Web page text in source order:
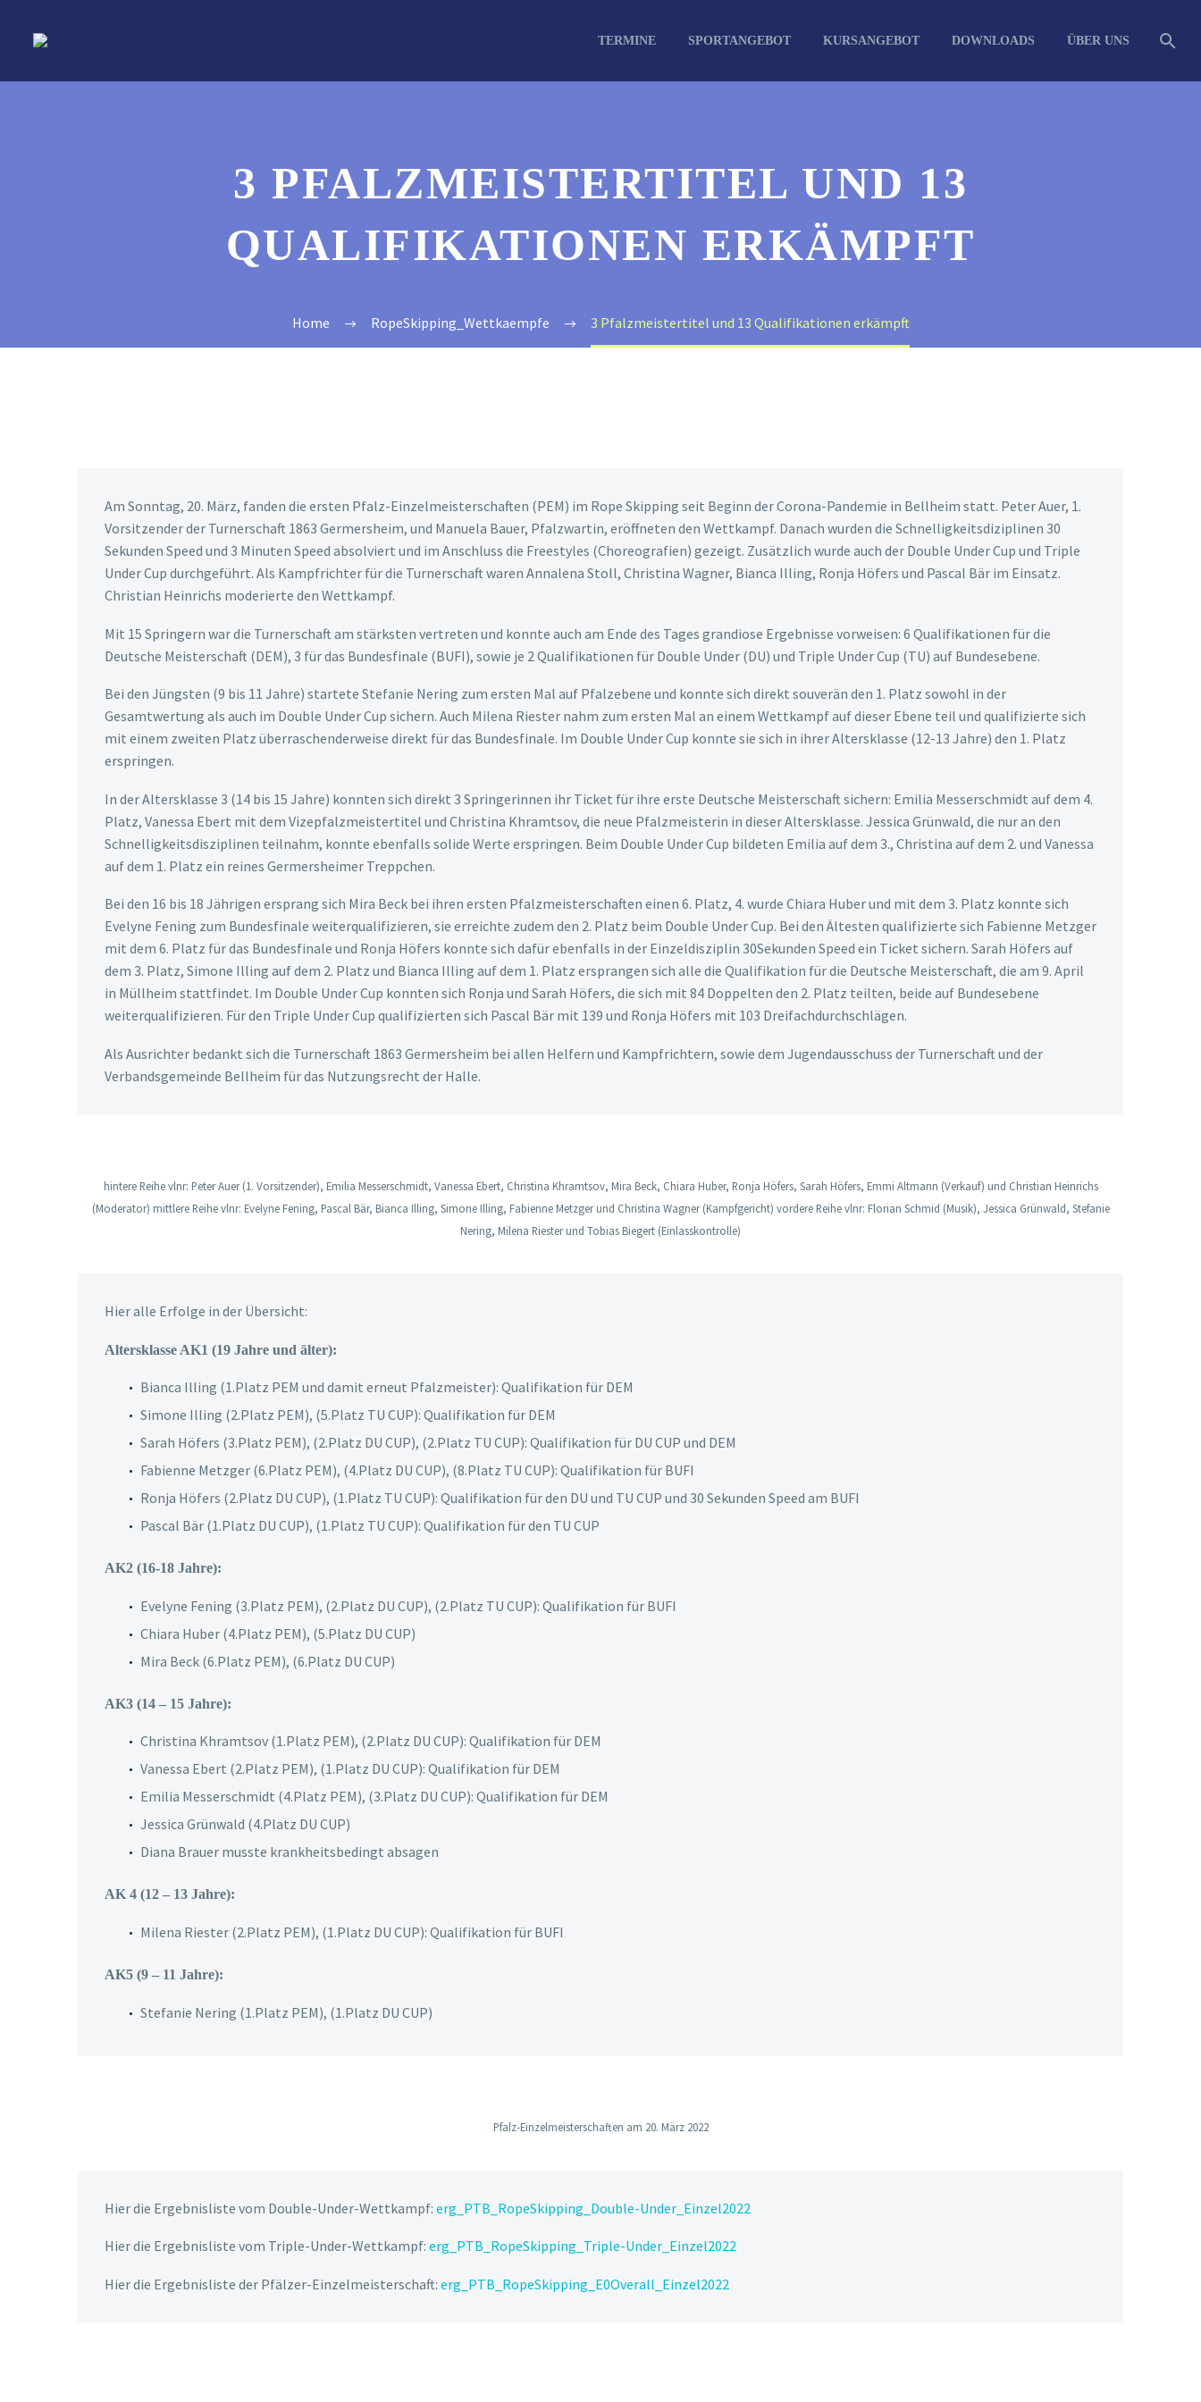
TERMINE SPORTANGEBOT KURSANGEBOT DOWNLOADS ÜBER UNS
3 PFALZMEISTERTITEL UND 13
QUALIFIKATIONEN ERKÄMPFT
Home RopeSkipping_Wettkaempfe 3 Pfalzmeistertitel und 13 Qualifikationen erkämpft
Am Sonntag, 20. März, fanden die ersten Pfalz-Einzelmeisterschaften (PEM) im Rope Skipping seit Beginn der Corona-Pandemie in Bellheim statt. Peter Auer, 1.
Vorsitzender der Turnerschaft 1863 Germersheim, und Manuela Bauer, Pfalzwartin, eröffneten den Wettkampf. Danach wurden die Schnelligkeitsdiziplinen 30
Sekunden Speed und 3 Minuten Speed absolviert und im Anschluss die Freestyles (Choreografien) gezeigt. Zusätzlich wurde auch der Double Under Cup und Triple
Under Cup durchgeführt. Als Kampfrichter für die Turnerschaft waren Annalena Stoll, Christina Wagner, Bianca Illing, Ronja Höfers und Pascal Bär im Einsatz.
Christian Heinrichs moderierte den Wettkampf.
Mit 15 Springern war die Turnerschaft am stärksten vertreten und konnte auch am Ende des Tages grandiose Ergebnisse vorweisen: 6 Qualifikationen für die
Deutsche Meisterschaft (DEM), 3 für das Bundesfinale (BUFI), sowie je 2 Qualifikationen für Double Under (DU) und Triple Under Cup (TU) auf Bundesebene.
Bei den Jüngsten (9 bis 11 Jahre) startete Stefanie Nering zum ersten Mal auf Pfalzebene und konnte sich direkt souverän den 1. Platz sowohl in der
Gesamtwertung als auch im Double Under Cup sichern. Auch Milena Riester nahm zum ersten Mal an einem Wettkampf auf dieser Ebene teil und qualifizierte sich
mit einem zweiten Platz überraschenderweise direkt für das Bundesfinale. Im Double Under Cup konnte sie sich in ihrer Altersklasse (12-13 Jahre) den 1. Platz
erspringen.
In der Altersklasse 3 (14 bis 15 Jahre) konnten sich direkt 3 Springerinnen ihr Ticket für ihre erste Deutsche Meisterschaft sichern: Emilia Messerschmidt auf dem 4.
Platz, Vanessa Ebert mit dem Vizepfalzmeistertitel und Christina Khramtsov, die neue Pfalzmeisterin in dieser Altersklasse. Jessica Grünwald, die nur an den
Schnelligkeitsdisziplinen teilnahm, konnte ebenfalls solide Werte erspringen. Beim Double Under Cup bildeten Emilia auf dem 3., Christina auf dem 2. und Vanessa
auf dem 1. Platz ein reines Germersheimer Treppchen.
Bei den 16 bis 18 Jährigen ersprang sich Mira Beck bei ihren ersten Pfalzmeisterschaften einen 6. Platz, 4. wurde Chiara Huber und mit dem 3. Platz konnte sich
Evelyne Fening zum Bundesfinale weiterqualifizieren, sie erreichte zudem den 2. Platz beim Double Under Cup. Bei den Ältesten qualifizierte sich Fabienne Metzger
mit dem 6. Platz für das Bundesfinale und Ronja Höfers konnte sich dafür ebenfalls in der Einzeldisziplin 30Sekunden Speed ein Ticket sichern. Sarah Höfers auf
dem 3. Platz, Simone Illing auf dem 2. Platz und Bianca Illing auf dem 1. Platz ersprangen sich alle die Qualifikation für die Deutsche Meisterschaft, die am 9. April
in Müllheim stattfindet. Im Double Under Cup konnten sich Ronja und Sarah Höfers, die sich mit 84 Doppelten den 2. Platz teilten, beide auf Bundesebene
weiterqualifizieren. Für den Triple Under Cup qualifizierten sich Pascal Bär mit 139 und Ronja Höfers mit 103 Dreifachdurchschlägen.
Als Ausrichter bedankt sich die Turnerschaft 1863 Germersheim bei allen Helfern und Kampfrichtern, sowie dem Jugendausschuss der Turnerschaft und der
Verbandsgemeinde Bellheim für das Nutzungsrecht der Halle.
hintere Reihe vlnr: Peter Auer (1. Vorsitzender), Emilia Messerschmidt, Vanessa Ebert, Christina Khramtsov, Mira Beck, Chiara Huber, Ronja Höfers, Sarah Höfers, Emmi Altmann (Verkauf) und Christian Heinrichs
(Moderator) mittlere Reihe vlnr: Evelyne Fening, Pascal Bär, Bianca Illing, Simone Illing, Fabienne Metzger und Christina Wagner (Kampfgericht) vordere Reihe vlnr: Florian Schmid (Musik), Jessica Grünwald, Stefanie
Nering, Milena Riester und Tobias Biegert (Einlasskontrolle)
Hier alle Erfolge in der Übersicht:
Altersklasse AK1 (19 Jahre und älter):
Bianca Illing (1.Platz PEM und damit erneut Pfalzmeister): Qualifikation für DEM
Simone Illing (2.Platz PEM), (5.Platz TU CUP): Qualifikation für DEM
Sarah Höfers (3.Platz PEM), (2.Platz DU CUP), (2.Platz TU CUP): Qualifikation für DU CUP und DEM
Fabienne Metzger (6.Platz PEM), (4.Platz DU CUP), (8.Platz TU CUP): Qualifikation für BUFI
Ronja Höfers (2.Platz DU CUP), (1.Platz TU CUP): Qualifikation für den DU und TU CUP und 30 Sekunden Speed am BUFI
Pascal Bär (1.Platz DU CUP), (1.Platz TU CUP): Qualifikation für den TU CUP
AK2 (16-18 Jahre):
Evelyne Fening (3.Platz PEM), (2.Platz DU CUP), (2.Platz TU CUP): Qualifikation für BUFI
Chiara Huber (4.Platz PEM), (5.Platz DU CUP)
Mira Beck (6.Platz PEM), (6.Platz DU CUP)
AK3 (14 – 15 Jahre):
Christina Khramtsov (1.Platz PEM), (2.Platz DU CUP): Qualifikation für DEM
Vanessa Ebert (2.Platz PEM), (1.Platz DU CUP): Qualifikation für DEM
Emilia Messerschmidt (4.Platz PEM), (3.Platz DU CUP): Qualifikation für DEM
Jessica Grünwald (4.Platz DU CUP)
Diana Brauer musste krankheitsbedingt absagen
AK 4 (12 – 13 Jahre):
Milena Riester (2.Platz PEM), (1.Platz DU CUP): Qualifikation für BUFI
AK5 (9 – 11 Jahre):
Stefanie Nering (1.Platz PEM), (1.Platz DU CUP)
Pfalz-Einzelmeisterschaften am 20. März 2022
Hier die Ergebnisliste vom Double-Under-Wettkampf: erg_PTB_RopeSkipping_Double-Under_Einzel2022
Hier die Ergebnisliste vom Triple-Under-Wettkampf: erg_PTB_RopeSkipping_Triple-Under_Einzel2022
Hier die Ergebnisliste der Pfälzer-Einzelmeisterschaft: erg_PTB_RopeSkipping_E0Overall_Einzel2022